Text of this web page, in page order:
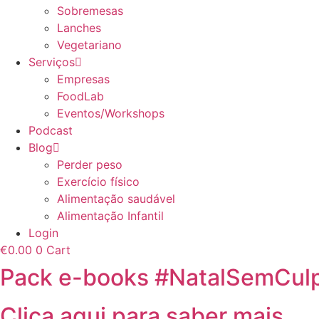
Sobremesas
Lanches
Vegetariano
Serviços
Empresas
FoodLab
Eventos/Workshops
Podcast
Blog
Perder peso
Exercício físico
Alimentação saudável
Alimentação Infantil
Login
€0.00 0 Cart
Pack e-books